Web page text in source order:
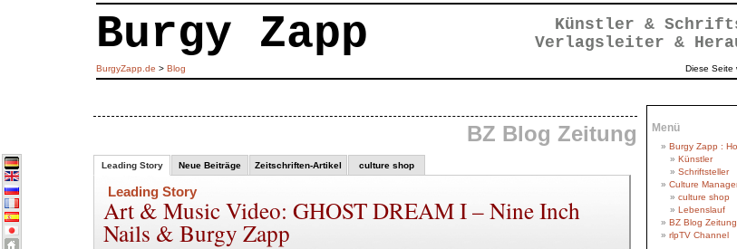
Burgy Zapp
Künstler &
Verlagsleiter &
Diese Seite
BurgyZapp.de > Blog
BZ Blog Zeitung
Leading Story Neue Beiträge Zeitschriften-Artikel culture shop
Leading Story
Art & Music Video: GHOST DREAM I – Nine Inch
Nails & Burgy Zapp
Menü
Burgy Zapp :
Künstler
Schriftsteller
Culture
culture shop
Lebenslauf
BZ Blog Zeitung
rlpTV Channel